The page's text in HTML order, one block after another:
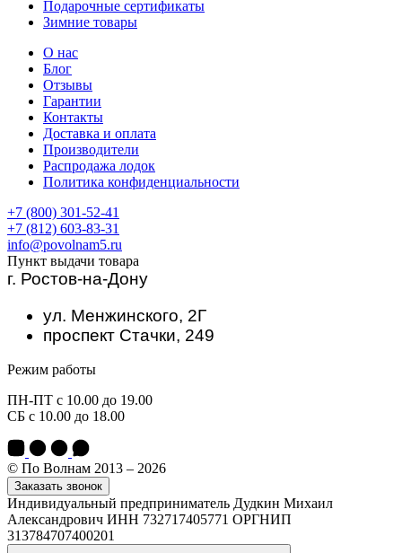
Подарочные сертификаты
Зимние товары
О нас
Блог
Отзывы
Гарантии
Контакты
Доставка и оплата
Производители
Распродажа лодок
Политика конфиденциальности
+7 (800) 301-52-41
+7 (812) 603-83-31
info@povolnam5.ru
Пункт выдачи товара
г. Ростов-на-Дону
ул. Менжинского, 2Г
проспект Стачки, 249
Режим работы
ПН-ПТ с 10.00 до 19.00
СБ с 10.00 до 18.00
© По Волнам 2013 – 2026
Заказать звонок
Индивидуальный предприниматель Дудкин Михаил
Александрович ИНН 732717405771 ОРГНИП
313784707400201